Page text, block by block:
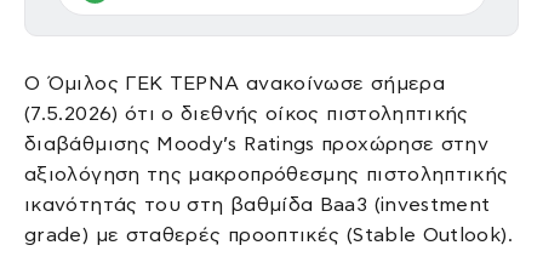
Ο Όμιλος ΓΕΚ ΤΕΡΝΑ ανακοίνωσε σήμερα
(7.5.2026) ότι ο διεθνής οίκος πιστοληπτικής
διαβάθμισης Moody’s Ratings προχώρησε στην
αξιολόγηση της μακροπρόθεσμης πιστοληπτικής
ικανότητάς του στη βαθμίδα Baa3 (investment
grade) με σταθερές προοπτικές (Stable Outlook).